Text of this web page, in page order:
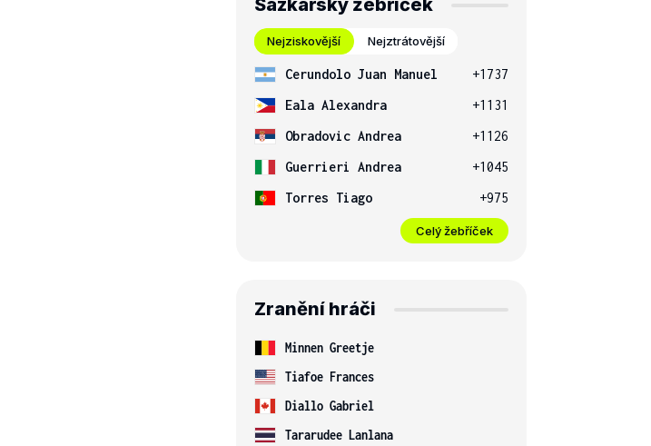
Sázkařský žebříček
Nejziskovější Nejztrátovější
Cerundolo Juan Manuel
+1737
Eala Alexandra
+1131
Obradovic Andrea
+1126
Guerrieri Andrea
+1045
Torres Tiago
+975
Celý žebříček
Zranění hráči
Minnen Greetje
Tiafoe Frances
Diallo Gabriel
Tararudee Lanlana